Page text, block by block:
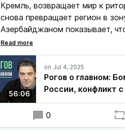
Кремль, возвращает мир к
снова превращает регион в
Азербайджаном показывает,
становится нормой.
56:06
Рогов о главном:
России, конфликт
0